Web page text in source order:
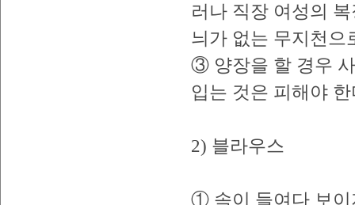
러나 직장 여성의
늬가 없는 무지천으
③ 양장을 할 경우
입는 것은 피해야 한
2) 블라우스
① 속이 들여다 보이